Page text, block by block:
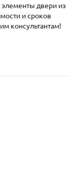
Как купитьдвери из
и сроков
консультантам!